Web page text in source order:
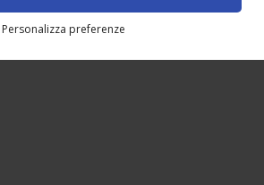
Personalizza preferenze